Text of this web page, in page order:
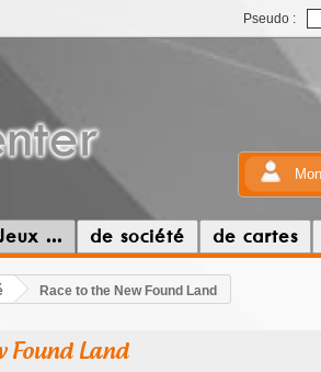
Pseudo :
... de société de cartes
Race to the New Found Land
Found Land